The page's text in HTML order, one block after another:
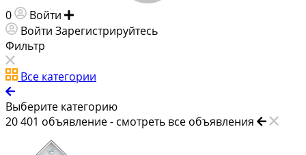
0 Войти
Войти Зарегистрируйтесь
Фильтр
Все категории
Выберите категорию
20 401 объявление - смотреть все объявления